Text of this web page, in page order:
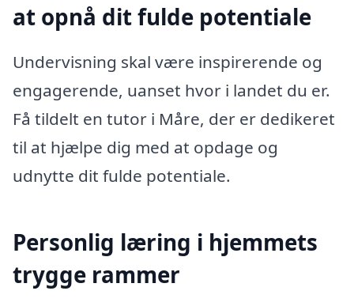
at opnå dit fulde potentiale
Undervisning skal være inspirerende og
engagerende, uanset hvor i landet du er.
Få tildelt en tutor i Måre, der er dedikeret
til at hjælpe dig med at opdage og
udnytte dit fulde potentiale.
Personlig læring i hjemmets
trygge rammer